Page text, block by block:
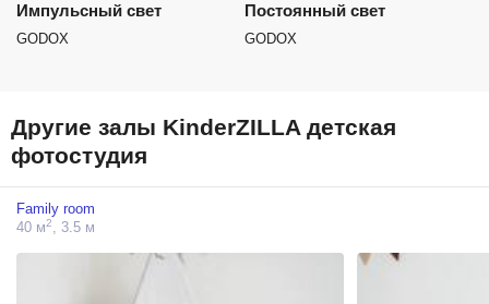
Импульсный свет
GODOX
Постоянный свет
GODOX
Другие залы KinderZILLA детская
фотостудия
Family room
40 м2, 3.5 м